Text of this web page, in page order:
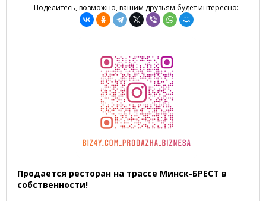
Поделитесь, возможно, вашим друзьям будет интересно:
Продается ресторан на трассе Минск-БРЕСТ в
собственности!